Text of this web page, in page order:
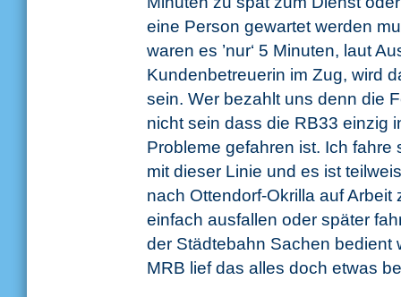
eine Person gewartet werden
waren es ’nur‘ 5 Minuten, laut
Kundenbetreuerin im Zug, wird
sein. Wer bezahlt uns denn die
nicht sein dass die RB33 einzig
Probleme gefahren ist. Ich fahre
mit dieser Linie und es ist
nach Ottendorf-Okrilla auf
einfach ausfallen oder später
der Städtebahn Sachen bedient
MRB lief das alles doch etwas